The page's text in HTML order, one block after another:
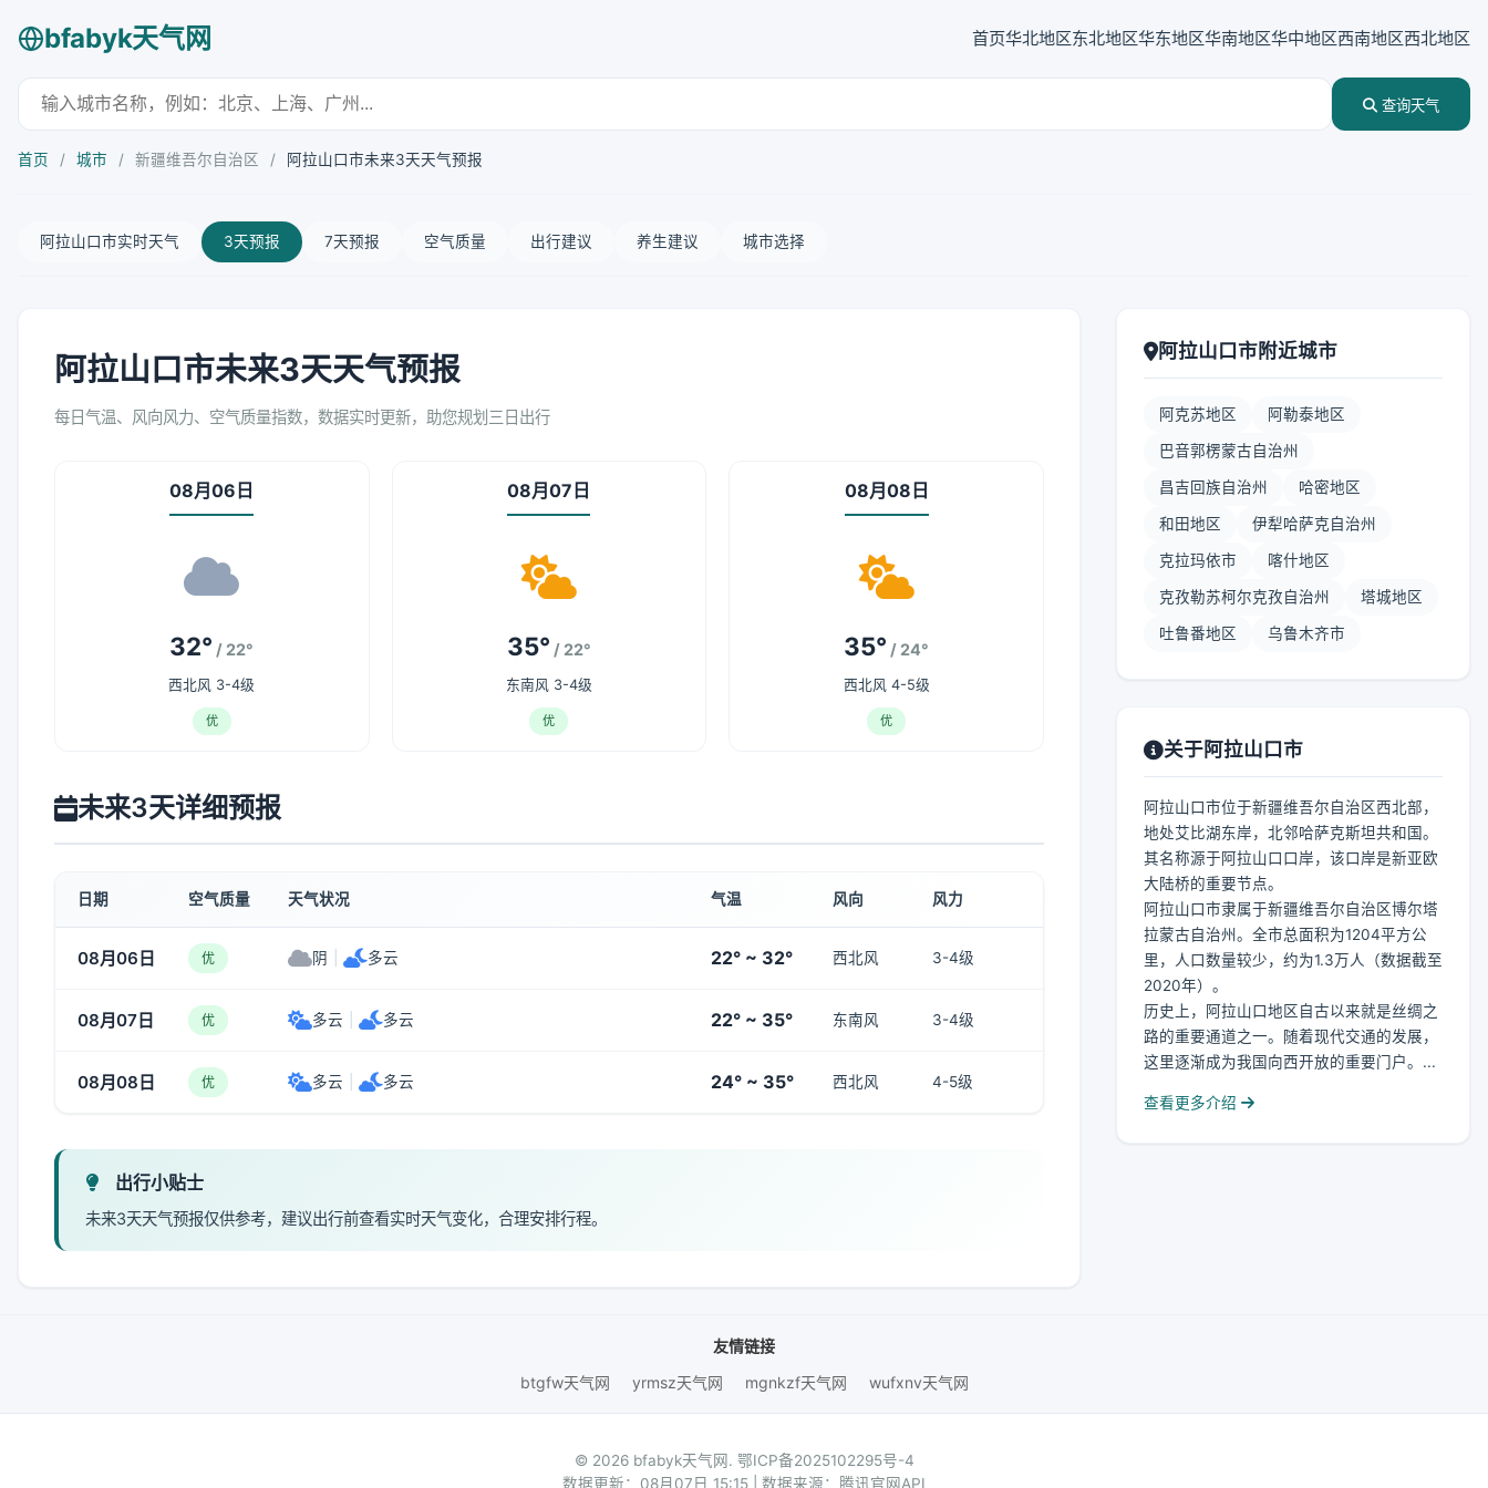
bfabyk天气网 首页华北地区东北地区华东地区华南地区华中地区西南地区西北地区
查询天气
首页 / 城市 / 新疆维吾尔自治区 / 阿拉山口市未来3天天气预报
阿拉山口市实时天气 3天预报 7天预报 空气质量 出行建议 养生建议 城市选择
阿拉山口市未来3天天气预报
每日气温、风向风力、空气质量指数，数据实时更新，助您规划三日出行
08月06日
32° / 22°
西北风 3-4级
优
08月07日
35° / 22°
东南风 3-4级
优
08月08日
35° / 24°
西北风 4-5级
优
未来3天详细预报
日期 空气质量 天气状况 气温 风向 风力
08月06日 优 阴 多云 22° ~ 32° 西北风 3-4级
08月07日 优 多云 多云 22° ~ 35° 东南风 3-4级
08月08日 优 多云 多云 24° ~ 35° 西北风 4-5级
出行小贴士
未来3天天气预报仅供参考，建议出行前查看实时天气变化，合理安排行程。
阿拉山口市附近城市
阿克苏地区 阿勒泰地区
巴音郭楞蒙古自治州
昌吉回族自治州 哈密地区
和田地区 伊犁哈萨克自治州
克拉玛依市 喀什地区
克孜勒苏柯尔克孜自治州 塔城地区
吐鲁番地区 乌鲁木齐市
关于阿拉山口市
阿拉山口市位于新疆维吾尔自治区西北部，
地处艾比湖东岸，北邻哈萨克斯坦共和国。
其名称源于阿拉山口口岸，该口岸是新亚欧
大陆桥的重要节点。
阿拉山口市隶属于新疆维吾尔自治区博尔塔
拉蒙古自治州。全市总面积为1204平方公
里，人口数量较少，约为1.3万人（数据截至
2020年）。
历史上，阿拉山口地区自古以来就是丝绸之
路的重要通道之一。随着现代交通的发展，
这里逐渐成为我国向西开放的重要门户。...
查看更多介绍
友情链接
btgfw天气网
yrmsz天气网 mgnkzf天气网 wufxnv天气网
© 2026 bfabyk天气网. 鄂ICP备2025102295号-4
数据更新：08月07日 15:15 | 数据来源：腾讯官网API